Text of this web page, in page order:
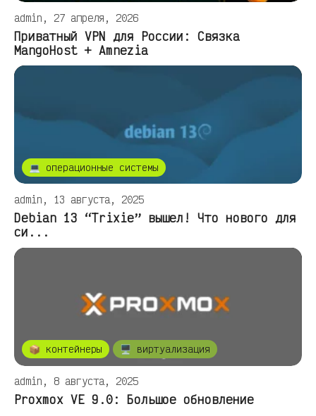
admin, 27 апреля, 2026
Приватный VPN для России: Связка
MangoHost + Amnezia
💻 операционные системы
admin, 13 августа, 2025
Debian 13 “Trixie” вышел! Что нового для
си...
📦 контейнеры 🖥️ виртуализация
admin, 8 августа, 2025
Proxmox VE 9.0: Большое обновление